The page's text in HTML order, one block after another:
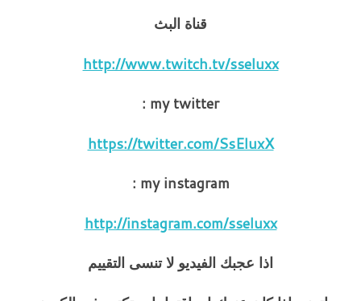
قناة البث
http://www.twitch.tv/sseluxx
my twitter :
https://twitter.com/SsEluxX
my instagram :
http://instagram.com/sseluxx
اذا عجبك الفيديو لا تنسى التقييم